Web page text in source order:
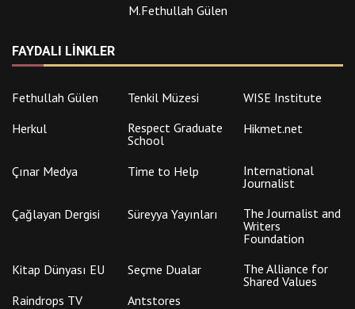
M.Fethullah Gülen
FAYDALI LINKLER
Fethullah Gülen Tenkil Müzesi
WISE Institute
Herkul
Respect Graduate
School
Hikmet.net
Çınar Medya Time to Help
International
Journalist
Çağlayan Dergisi
Süreyya Yayınları
The Journalist and
Writers
Foundation
Kitap Dünyası EU
Seçme Dualar
The Alliance for
Shared Values
Raindrops TV
Antstores